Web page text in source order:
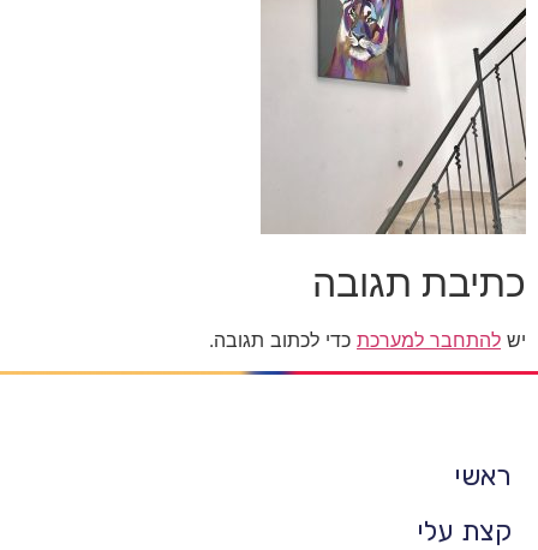
כתיבת תגובה
יש להתחבר למערכת כדי לכתוב תגובה.
ראשי
קצת עלי